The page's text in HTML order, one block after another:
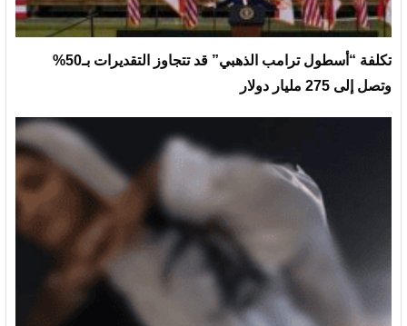
تكلفة “أسطول ترامب الذهبي” قد تتجاوز التقديرات بـ50%
وتصل إلى 275 مليار دولار